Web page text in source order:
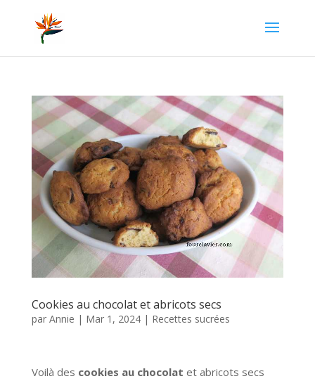
Cookies au chocolat et abricots secs
par Annie | Mar 1, 2024| Recettes sucrées
Voilà des cookies au chocolat et abricots secs